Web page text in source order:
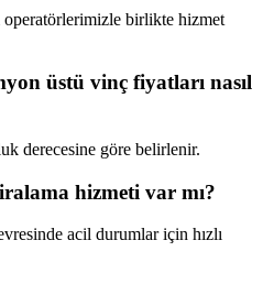
birlikte hizmet
üstü vinç fiyatları nasıl
derecesine göre belirlenir.
hizmeti var mı?
acil durumlar için hızlı